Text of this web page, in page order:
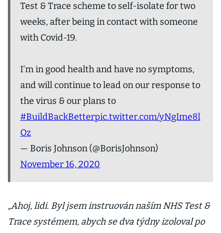
Test & Trace scheme to self-isolate for two
weeks, after being in contact with someone
with Covid-19.
I’m in good health and have no symptoms,
and will continue to lead on our response to
the virus & our plans to
#BuildBackBetterpic.twitter.com/yNgIme8l
Oz
— Boris Johnson (@BorisJohnson)
November 16, 2020
„Ahoj, lidi. Byl jsem instruován naším NHS Test &
Trace systémem, abych se dva týdny izoloval po